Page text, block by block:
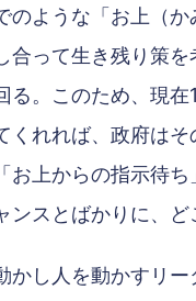
のような「お上（
合って生き残り策
る。このため、現
くれれば、政府は
お上からの指示待
ンスとばかりに、ど
かし人を動かすリー